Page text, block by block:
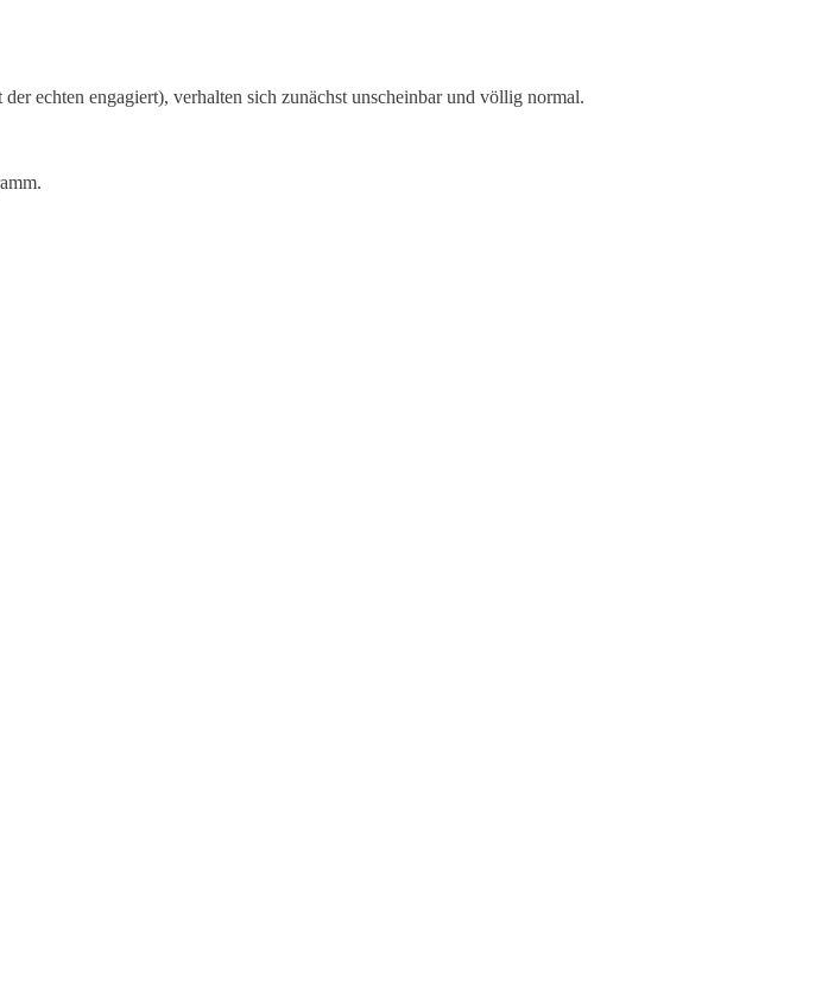
echten engagiert), verhalten sich zunächst unscheinbar und völlig normal.